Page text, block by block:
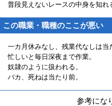
普段見えないレースの中身を知れ
この職業・職種のここが悪い
一カ月休みなし、残業代なしは当
忙しいと毎日深夜まで作業。
奴隷のように扱われる。
バカ、死ねは当たり前。
参考にな